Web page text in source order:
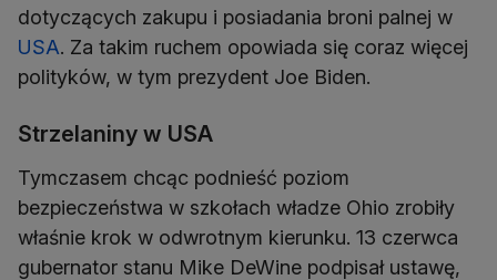
dotyczących zakupu i posiadania broni palnej w
USA. Za takim ruchem opowiada się coraz więcej
polityków, w tym prezydent Joe Biden.
Strzelaniny w USA
Tymczasem chcąc podnieść poziom
bezpieczeństwa w szkołach władze Ohio zrobiły
właśnie krok w odwrotnym kierunku. 13 czerwca
gubernator stanu Mike DeWine podpisał ustawę,